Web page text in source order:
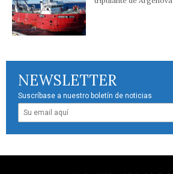
NEWSLETTER
Suscríbase a nuestro boletín de noticias